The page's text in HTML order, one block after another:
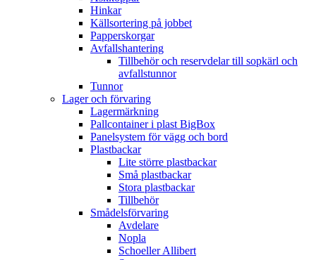
Hinkar
Källsortering på jobbet
Papperskorgar
Avfallshantering
Tillbehör och reservdelar till sopkärl och
avfallstunnor
Tunnor
Lager och förvaring
Lagermärkning
Pallcontainer i plast BigBox
Panelsystem för vägg och bord
Plastbackar
Lite större plastbackar
Små plastbackar
Stora plastbackar
Tillbehör
Smådelsförvaring
Avdelare
Nopla
Schoeller Allibert